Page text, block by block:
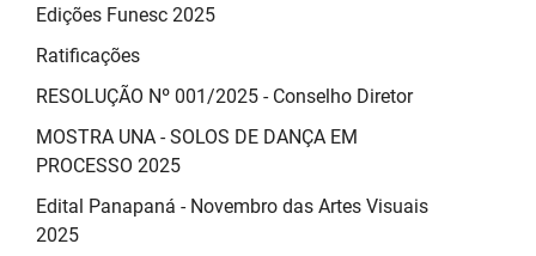
Edições Funesc 2025
Ratificações
RESOLUÇÃO Nº 001/2025 - Conselho Diretor
MOSTRA UNA - SOLOS DE DANÇA EM
PROCESSO 2025
Edital Panapaná - Novembro das Artes Visuais
2025